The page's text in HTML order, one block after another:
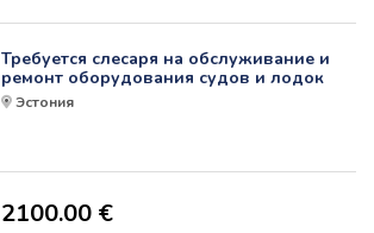
Требуется слесаря на обслуживание и
ремонт оборудования судов и лодок
Эстония
2100.00 €